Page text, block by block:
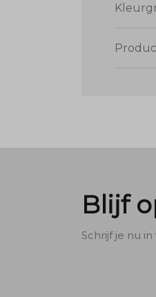
Blijf
Schrijf je nu